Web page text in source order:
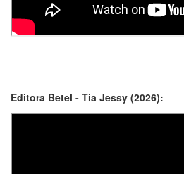
Editora Betel - Tia Jessy (2026):